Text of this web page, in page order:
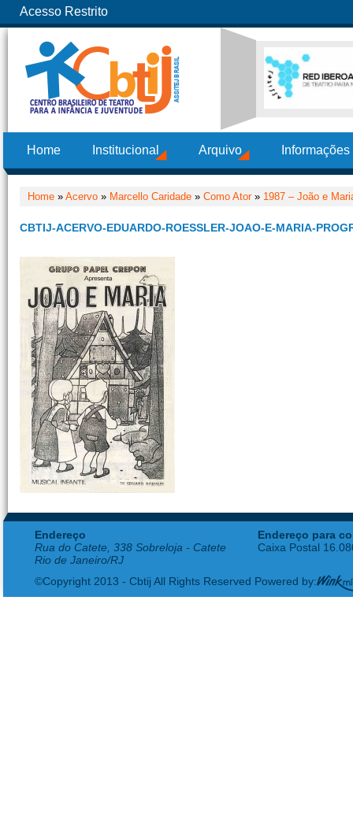
Acesso Restrito
Home Institucional Arquivo
Home » Acervo » Marcello Caridade » Como Ator» 1987 – João e
CBTIJ-ACERVO-EDUARDO-ROESSLER-JOAO-E-MARIA-
Endereço
Rua do Catete, 338 Sobreloja - Catete
Rio de Janeiro/RJ
Endereço para
Caixa Postal
©Copyright 2013 - Cbtij All Rights Reserved Powered by: